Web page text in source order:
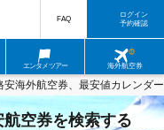
エンタメツアー 海外航空券
FAQ
ログイン
予約確認
安海外航空券、最安値カレンダー
空券を検索する